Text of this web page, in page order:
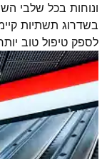
ונוחות בכל שלבי
לספק טיפול טוב